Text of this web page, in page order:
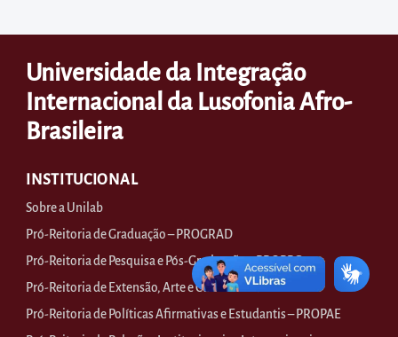
buscas
internas
Acessar
as
Universidade da Integração
Internacional da Lusofonia Afro-
Brasileira
INSTITUCIONAL
Sobre a Unilab
Pró-Reitoria de Graduação – PROGRAD
Pró-Reitoria de Pesquisa e Pós-Graduação – PROPPG
Pró-Reitoria de Extensão, Arte e Cultura – PROEX
Pró-Reitoria de Políticas Afirmativas e Estudantis – PROPAE